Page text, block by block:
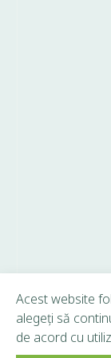
Acest website
alegeți să
de acord cu